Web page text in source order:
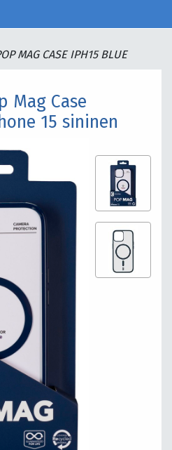
MAG CASE IPH15 BLUE
Mag Case
15 sininen